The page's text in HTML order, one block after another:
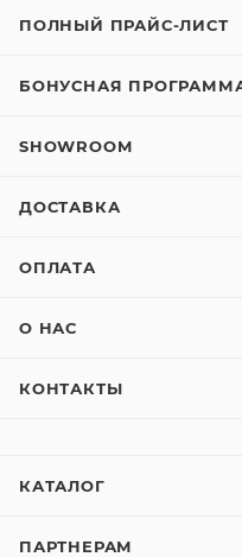
ПОЛНЫЙ ПРАЙС-ЛИСТ
БОНУСНАЯ
SHOWROOM
ДОСТАВКА
ОПЛАТА
О НАС
КОНТАКТЫ
КАТАЛОГ
ПАРТНЕРАМ